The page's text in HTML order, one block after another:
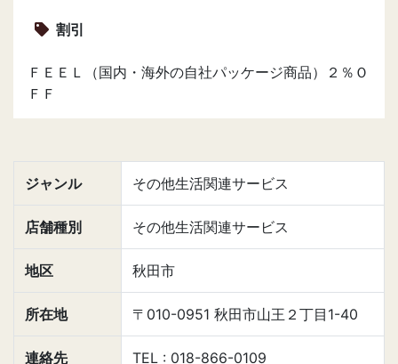
割引
ＦＥＥＬ（国内・海外の自社パッケージ商品）２％Ｏ
ＦＦ
ジャンル その他生活関連サービス
店舗種別 その他生活関連サービス
地区 秋田市
所在地 〒010-0951 秋田市山王２丁目1-40
連絡先
TEL : 018-866-0109